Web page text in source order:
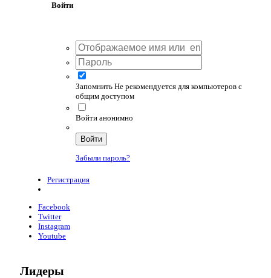
Войти
Запомнить Не рекомендуется для компьютеров с
общим доступом
Войти анонимно
Войти
Забыли пароль?
Регистрация
Facebook
Twitter
Instagram
Youtube
Лидеры